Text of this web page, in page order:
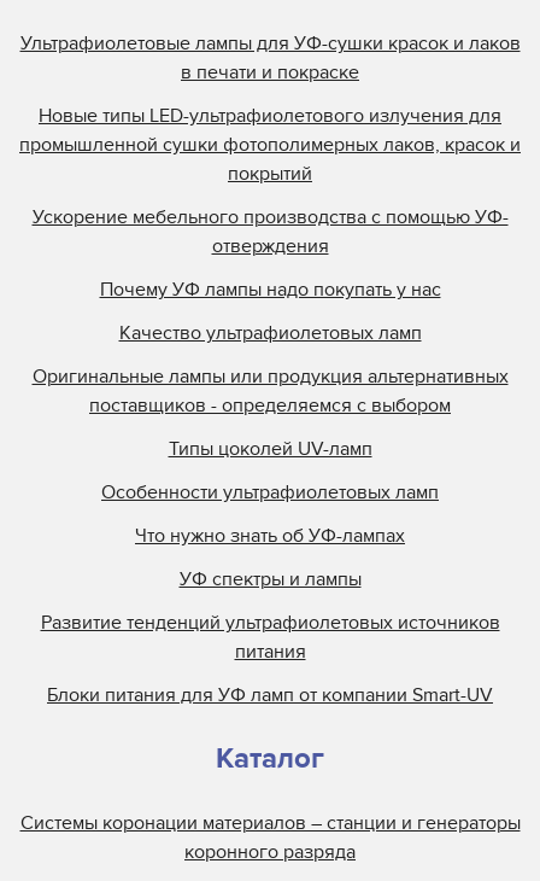
Ультрафиолетовые лампы для УФ-сушки красок и лаков
в печати и покраске
Новые типы LED-ультрафиолетового излучения для
промышленной сушки фотополимерных лаков, красок и
покрытий
Ускорение мебельного производства с помощью УФ-
отверждения
Почему УФ лампы надо покупать у нас
Качество ультрафиолетовых ламп
Оригинальные лампы или продукция альтернативных
поставщиков - определяемся с выбором
Типы цоколей UV-ламп
Особенности ультрафиолетовых ламп
Что нужно знать об УФ-лампах
УФ спектры и лампы
Развитие тенденций ультрафиолетовых источников
питания
Блоки питания для УФ ламп от компании Smart-UV
Каталог
Системы коронации материалов – станции и генераторы
коронного разряда